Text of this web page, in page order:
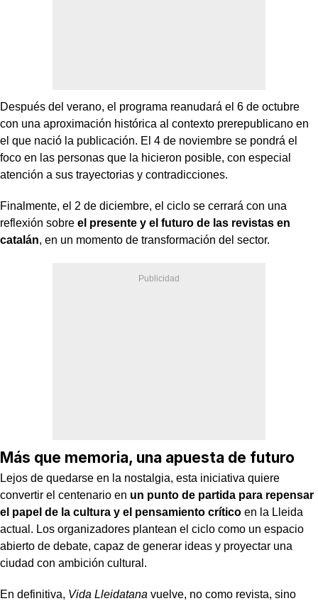
Después del verano, el programa reanudará el 6 de octubre
con una aproximación histórica al contexto prerepublicano en
el que nació la publicación. El 4 de noviembre se pondrá el
foco en las personas que la hicieron posible, con especial
atención a sus trayectorias y contradicciones.
Finalmente, el 2 de diciembre, el ciclo se cerrará con una
reflexión sobre el presente y el futuro de las revistas en
catalán, en un momento de transformación del sector.
Más que memoria, una apuesta de futuro
Lejos de quedarse en la nostalgia, esta iniciativa quiere
convertir el centenario en un punto de partida para repensar
el papel de la cultura y el pensamiento crítico en la Lleida
actual. Los organizadores plantean el ciclo como un espacio
abierto de debate, capaz de generar ideas y proyectar una
ciudad con ambición cultural.
En definitiva, Vida Lleidatana vuelve, no como revista, sino